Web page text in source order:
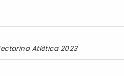
Atlètica 2023